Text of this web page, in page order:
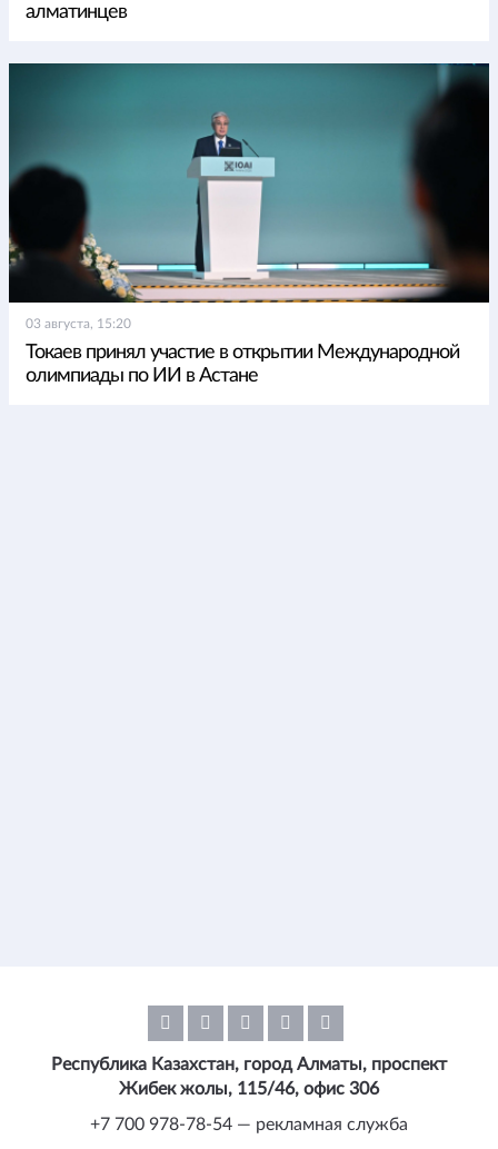
алматинцев
03 августа, 15:20
Токаев принял участие в открытии Международной
олимпиады по ИИ в Астане
Республика Казахстан, город Алматы, проспект
Жибек жолы, 115/46, офис 306
+7 700 978-78-54 — рекламная служба